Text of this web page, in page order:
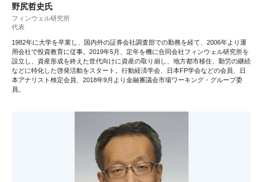
野尻哲史氏
フィンウェル研究所
代表
1982年に大学を卒業し、国内外の証券会社調査部での勤務を経て、2006年より運
用会社で投資教育に従事。2019年5月、定年を機に合同会社フィンウェル研究所を
設立し、資産形成を終えた世代向けに資産の取り崩し、地方都市移住、勤労の継続
などに特化した啓発活動をスタート。行動経済学会、日本FP学会などの会員、日
本アナリスト検定会員、2018年9月より金融審議会市場ワーキング・グループ委
員。